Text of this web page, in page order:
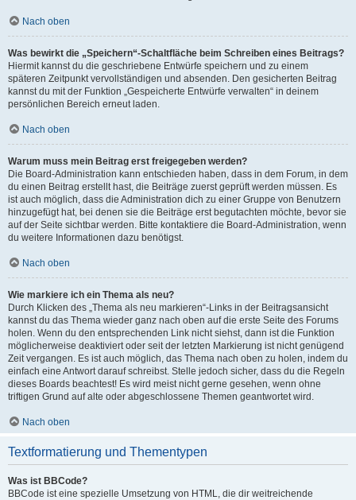
Nach oben
Was bewirkt die „Speichern“-Schaltfläche beim Schreiben eines Beitrags?
Hiermit kannst du die geschriebene Entwürfe speichern und zu einem
späteren Zeitpunkt vervollständigen und absenden. Den gesicherten Beitrag
kannst du mit der Funktion „Gespeicherte Entwürfe verwalten“ in deinem
persönlichen Bereich erneut laden.
Nach oben
Warum muss mein Beitrag erst freigegeben werden?
Die Board-Administration kann entschieden haben, dass in dem Forum, in dem
du einen Beitrag erstellt hast, die Beiträge zuerst geprüft werden müssen. Es
ist auch möglich, dass die Administration dich zu einer Gruppe von Benutzern
hinzugefügt hat, bei denen sie die Beiträge erst begutachten möchte, bevor sie
auf der Seite sichtbar werden. Bitte kontaktiere die Board-Administration, wenn
du weitere Informationen dazu benötigst.
Nach oben
Wie markiere ich ein Thema als neu?
Durch Klicken des „Thema als neu markieren“-Links in der Beitragsansicht
kannst du das Thema wieder ganz nach oben auf die erste Seite des Forums
holen. Wenn du den entsprechenden Link nicht siehst, dann ist die Funktion
möglicherweise deaktiviert oder seit der letzten Markierung ist nicht genügend
Zeit vergangen. Es ist auch möglich, das Thema nach oben zu holen, indem du
einfach eine Antwort darauf schreibst. Stelle jedoch sicher, dass du die Regeln
dieses Boards beachtest! Es wird meist nicht gerne gesehen, wenn ohne
triftigen Grund auf alte oder abgeschlossene Themen geantwortet wird.
Nach oben
Textformatierung und Thementypen
Was ist BBCode?
BBCode ist eine spezielle Umsetzung von HTML, die dir weitreichende